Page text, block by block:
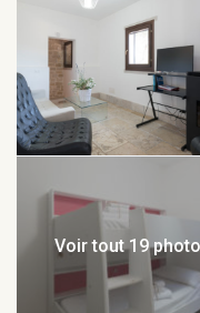
très contemporain.
deux salles de bains,
manger. Les
de bénéficier d’un
Chaque maison est
et airco.
C’est la plus grande
Voir tout 19